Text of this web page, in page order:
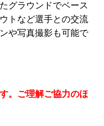
グラウンドでベース
トなど選手との交流
や写真撮影も可能で
。ご理解ご協力のほ